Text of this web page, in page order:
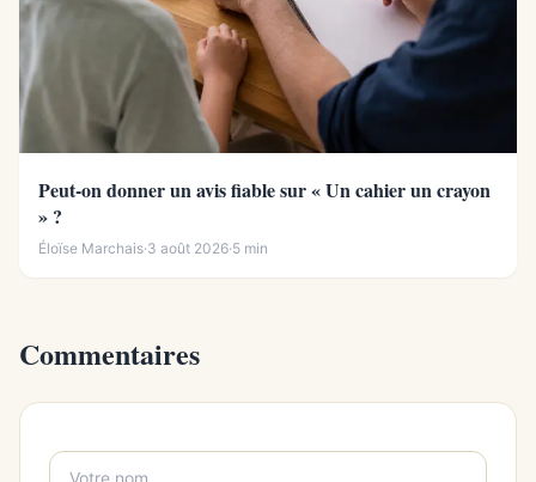
Peut-on donner un avis fiable sur « Un cahier un crayon
» ?
Éloïse Marchais·3 août 2026·5 min
Commentaires